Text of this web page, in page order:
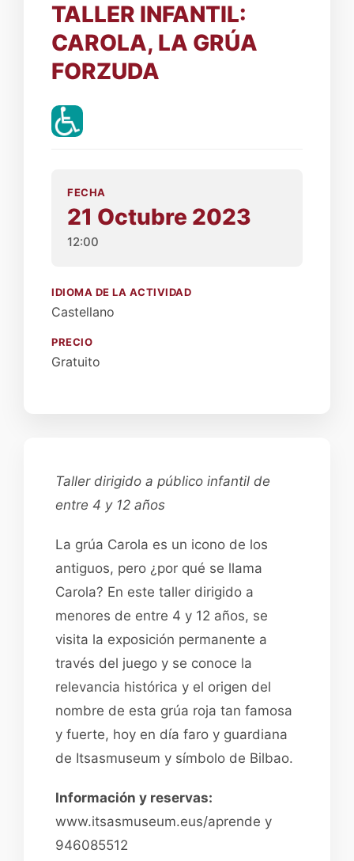
Taller dirigido a público infantil de
entre 4 y 12 años
La grúa Carola es un icono de los
antiguos, pero ¿por qué se llama
Carola? En este taller dirigido a
menores de entre 4 y 12 años, se
visita la exposición permanente a
través del juego y se conoce la
relevancia histórica y el origen del
nombre de esta grúa roja tan famosa
y fuerte, hoy en día faro y guardiana
de Itsasmuseum y símbolo de Bilbao.
Información y reservas:
www.itsasmuseum.eus/aprende y
946085512
TALLER INFANTIL:
CAROLA, LA GRÚA
FORZUDA
FECHA
21 Octubre 2023
12:00
IDIOMA DE LA ACTIVIDAD
Castellano
PRECIO
Gratuito